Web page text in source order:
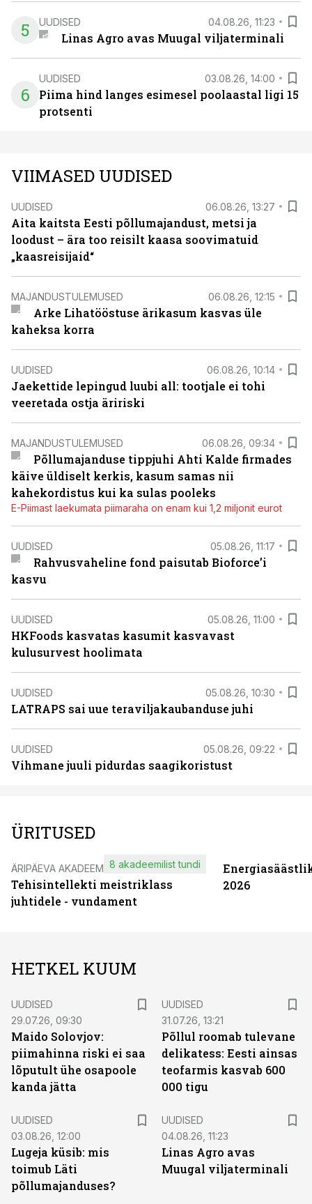
5 UUDISED 04.08.26, 11:23
Linas Agro avas Muugal viljaterminali
6
UUDISED 03.08.26, 14:00
Piima hind langes esimesel poolaastal ligi 15
protsenti
VIIMASED UUDISED
UUDISED 06.08.26, 13:27
Aita kaitsta Eesti põllumajandust, metsi ja
loodust – ära too reisilt kaasa soovimatuid
„kaasreisijaid“
MAJANDUSTULEMUSED 06.08.26, 12:15
Arke Lihatööstuse ärikasum kasvas üle
kaheksa korra
UUDISED 06.08.26, 10:14
Jaekettide lepingud luubi all: tootjale ei tohi
veeretada ostja äririski
MAJANDUSTULEMUSED 06.08.26, 09:34
Põllumajanduse tippjuhi Ahti Kalde firmades
käive üldiselt kerkis, kasum samas nii
kahekordistus kui ka sulas pooleks
E-Piimast laekumata piimaraha on enam kui 1,2 miljonit eurot
UUDISED 05.08.26, 11:17
Rahvusvaheline fond paisutab Bioforce’i
kasvu
UUDISED 05.08.26, 11:00
HKFoods kasvatas kasumit kasvavast
kulusurvest hoolimata
UUDISED 05.08.26, 10:30
LATRAPS sai uue teraviljakaubanduse juhi
UUDISED 05.08.26, 09:22
Vihmane juuli pidurdas saagikoristust
ÜRITUSED
ÄRIPÄEVA AKADEEMIA
Tehisintellekti meistriklass
juhtidele - vundament
8 akadeemilist tundi
2026
HETKEL KUUM
UUDISED
29.07.26, 09:30
Maido Solovjov:
piimahinna riski ei saa
lõputult ühe osapoole
kanda jätta
UUDISED
31.07.26, 13:21
Põllul roomab tulevane
delikatess: Eesti ainsas
teofarmis kasvab 600
000 tigu
UUDISED
03.08.26, 12:00
Lugeja küsib: mis
toimub Läti
põllumajanduses?
UUDISED
04.08.26, 11:23
Linas Agro avas
Muugal viljaterminali